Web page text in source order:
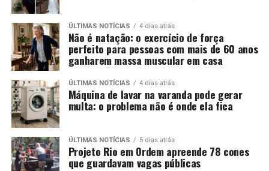
ÚLTIMAS NOTÍCIAS 4 dias atrás
Não é natação: o exercício de força
perfeito para pessoas com mais de 60 anos
ganharem massa muscular em casa
ÚLTIMAS NOTÍCIAS 4 dias atrás
Máquina de lavar na varanda pode gerar
multa: o problema não é onde ela fica
ÚLTIMAS NOTÍCIAS 5 dias atrás
Projeto Rio em Ordem apreende 78 cones
que guardavam vagas públicas